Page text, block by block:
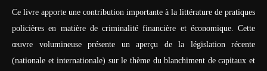
Ce livre apporte une contribution importante à la littérature de pratiques
policières en matière de criminalité financière et économique. Cette
œuvre volumineuse présente un aperçu de la législation récente
(nationale et internationale) sur le thème du blanchiment de capitaux et